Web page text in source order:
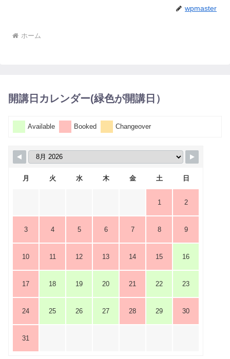
wpmaster
ホーム
開講日カレンダー(緑色が開講日）
Available Booked Changeover
月 火 水 木 金 土 日
1 2
3 4 5 6 7 8 9
10 11 12 13 14 15 16
17 18 19 20 21 22 23
24 25 26 27 28 29 30
31